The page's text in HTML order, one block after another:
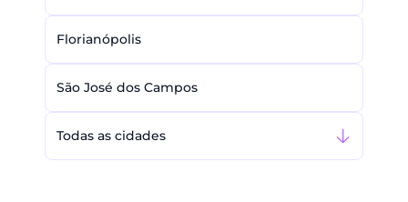
Florianópolis
São José dos Campos
Todas as cidades